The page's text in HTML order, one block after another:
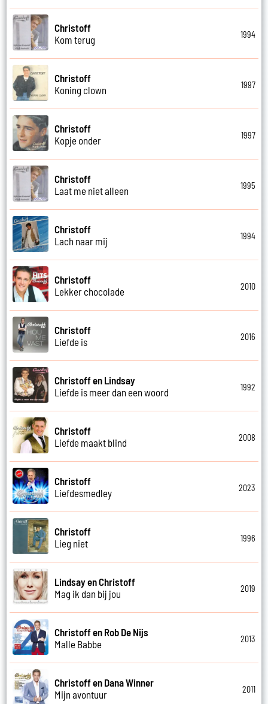
Christoff
Kom terug
1994
Christoff
Koning clown
1997
Christoff
Kopje onder
1997
Christoff
Laat me niet alleen
1995
Christoff
Lach naar mij
1994
Christoff
Lekker chocolade
2010
Christoff
Liefde is
2016
Christoff en Lindsay
Liefde is meer dan een woord
1992
Christoff
Liefde maakt blind
2008
Christoff
Liefdesmedley
2023
Christoff
Lieg niet
1996
Lindsay en Christoff
Mag ik dan bij jou
2019
Christoff en Rob De Nijs
Malle Babbe
2013
Christoff en Dana Winner
Mijn avontuur
2011